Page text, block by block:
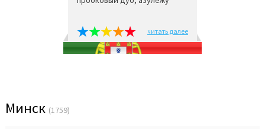
читать далее
Минск (1759)